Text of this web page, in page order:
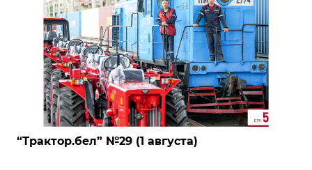
‎“Трактор.бел” №29 (1 августа)